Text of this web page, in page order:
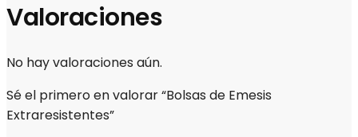
Valoraciones
No hay valoraciones aún.
Sé el primero en valorar “Bolsas de Emesis
Extraresistentes”